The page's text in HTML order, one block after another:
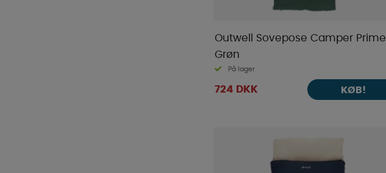
Outwell Sovepose Camper Prime
Grøn
På lager
724 DKK KØB!